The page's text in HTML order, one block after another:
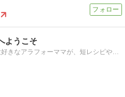
ようこそ
食べること&作ることが大好きなアラフォーママが、短レシピや節約レシピなど、アイデア料理&手作りスイーツもご紹介します!!